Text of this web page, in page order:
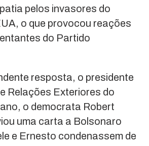
pelos invasores do
o que provocou reações
do Partido
resposta, o presidente
Relações Exteriores do
o democrata Robert
uma carta a Bolsonaro
e Ernesto condenassem de